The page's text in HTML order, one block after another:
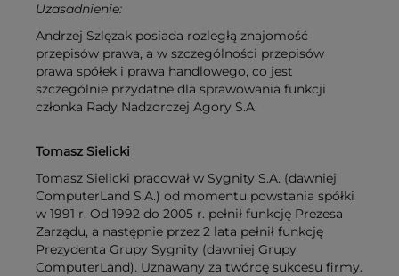
Uzasadnienie:
Andrzej Szlęzak posiada rozległą znajomość
przepisów prawa, a w szczególności przepisów
prawa spółek i prawa handlowego, co jest
szczególnie przydatne dla sprawowania funkcji
członka Rady Nadzorczej Agory S.A.
Tomasz Sielicki
Tomasz Sielicki pracował w Sygnity S.A. (dawniej
ComputerLand S.A.) od momentu powstania spółki
w 1991 r. Od 1992 do 2005 r. pełnił funkcję Prezesa
Zarządu, a następnie przez 2 lata pełnił funkcję
Prezydenta Grupy Sygnity (dawniej Grupy
ComputerLand). Uznawany za twórcę sukcesu firmy.